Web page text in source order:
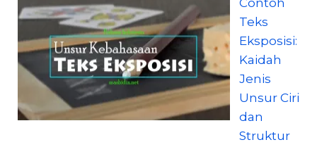
Contoh
Teks
Eksposisi:
Kaidah
Jenis
Unsur Ciri
dan
Struktur